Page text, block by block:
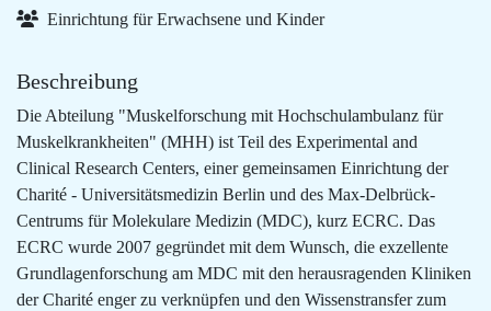
Einrichtung für Erwachsene und Kinder
Beschreibung
Die Abteilung "Muskelforschung mit Hochschulambulanz für
Muskelkrankheiten" (MHH) ist Teil des Experimental and
Clinical Research Centers, einer gemeinsamen Einrichtung der
Charité - Universitätsmedizin Berlin und des Max-Delbrück-
Centrums für Molekulare Medizin (MDC), kurz ECRC. Das
ECRC wurde 2007 gegründet mit dem Wunsch, die exzellente
Grundlagenforschung am MDC mit den herausragenden Kliniken
der Charité enger zu verknüpfen und den Wissenstransfer zum